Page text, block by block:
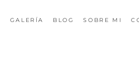
GALERÍA BLOG SOBRE MI